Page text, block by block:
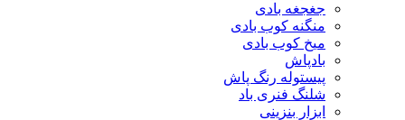
جغجغه بادی
منگنه کوب بادی
میخ کوب بادی
بادپاش
پیستوله رنگ پاش
شلنگ فنری باد
ابزار بنزینی